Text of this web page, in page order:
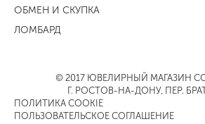
ОБМЕН И СКУПКА
ЛОМБАРД
© 2017 ЮВЕЛИРНЫЙ МАГАЗИН
Г. РОСТОВ-НА-ДОНУ, ПЕР.
ПОЛИТИКА COOKIE
ПОЛЬЗОВАТЕЛЬСКОЕ СОГЛАШЕНИЕ